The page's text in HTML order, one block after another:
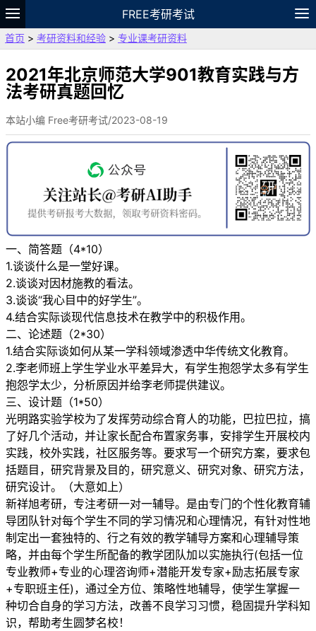
FREE考研考试
题库
故事 专题 APP
VIP
资料
首页 > 考研资料和经验 > 专业课考研资料
2021年北京师范大学901教育实践与方
法考研真题回忆
本站小编 Free考研考试/2023-08-19
一、简答题（4*10）
1.谈谈什么是一堂好课。
2.谈谈对因材施教的看法。
3.谈谈“我心目中的好学生”。
4.结合实际谈现代信息技术在教学中的积极作用。
二、论述题（2*30）
1.结合实际谈如何从某一学科领域渗透中华传统文化教育。
2.李老师班上学生学业水平差异大，有学生抱怨学太多有学生
抱怨学太少，分析原因并给李老师提供建议。
三、设计题（1*50）
光明路实验学校为了发挥劳动综合育人的功能，巴拉巴拉，搞
了好几个活动，并让家长配合布置家务事，安排学生开展校内
实践，校外实践，社区服务等。要求写一个研究方案，要求包
括题目，研究背景及目的，研究意义、研究对象、研究方法，
研究设计。（大意如上）
新祥旭考研，专注考研一对一辅导。是由专门的个性化教育辅
导团队针对每个学生不同的学习情况和心理情况，有针对性地
制定出一套独特的、行之有效的教学辅导方案和心理辅导策
略，并由每个学生所配备的教学团队加以实施执行(包括一位
专业教师+专业的心理咨询师+潜能开发专家+励志拓展专家
+专职班主任)，通过全方位、策略性地辅导，使学生掌握一
种切合自身的学习方法，改善不良学习习惯，稳固提升学科知
识，帮助考生圆梦名校！